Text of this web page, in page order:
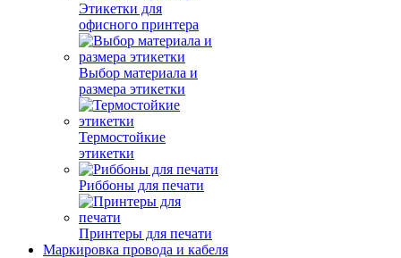
Этикетки для
офисного принтера
Выбор материала и
размера этикетки
Термостойкие
этикетки
Риббоны для печати
Принтеры для печати
Маркировка провода и кабеля